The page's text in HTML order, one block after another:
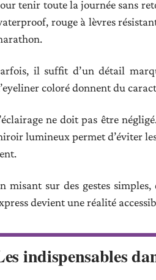
tenir toute la journée sans
rouge à lèvres
il suffit d’un détail
coloré donnent du
ne doit pas être
lumineux permet d’éviter
misant sur des gestes
devient une réalité
indispensables